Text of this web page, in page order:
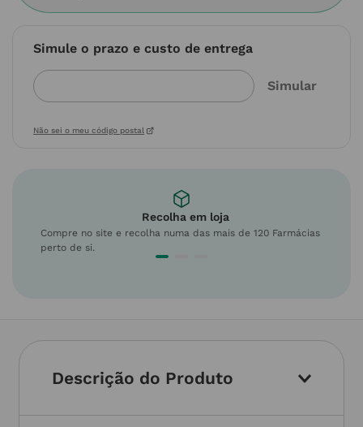
Simule o prazo e custo de entrega
Não sei o meu código postal
Recolha em loja
Compre no site e recolha numa das mais de 120 Farmácias
perto de si.
Descrição do Produto